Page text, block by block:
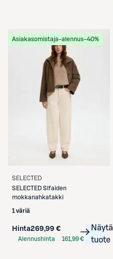
Asiakasomistaja-alennus−40%
SELECTED
SELECTED Slfaiden
mokkanahkatakki
1 väriä
Hinta269,99 €
Alennushinta
161,99 €
Näytä
tuote